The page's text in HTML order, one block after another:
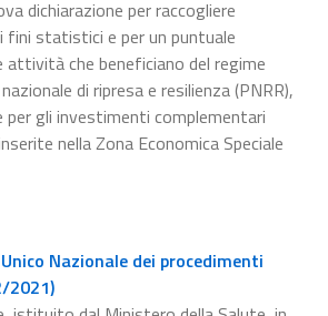
dichiarazione per raccogliere
fini statistici e per un puntuale
che beneficiano del regime
di ripresa e resilienza (PNRR),
per gli investimenti complementari
nella Zona Economica Speciale
Nazionale dei procedimenti
2021)